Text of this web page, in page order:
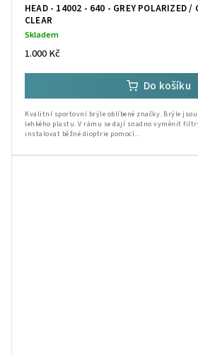
HEAD - 14002 - 640 - GREY POLARIZED /
CLEAR
Skladem
1.000 Kč
Do košíku
Kvalitní sportovní brýle oblíbené značky. Brýle
lehkého plastu. V rámu se dají snadno vyměnit
instalovat běžné dioptrie pomocí...